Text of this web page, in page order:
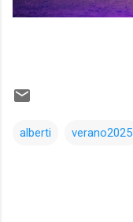
alberti verano2025